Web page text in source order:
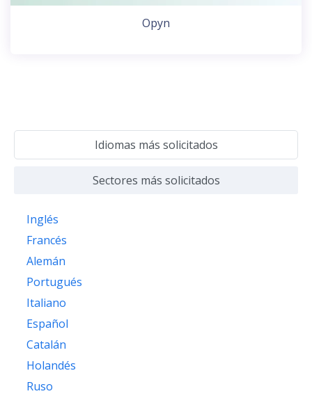
Opyn
Idiomas más solicitados
Sectores más solicitados
Inglés
Francés
Alemán
Portugués
Italiano
Español
Catalán
Holandés
Ruso